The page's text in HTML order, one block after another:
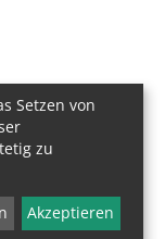
Setzen von
zu
Akzeptieren